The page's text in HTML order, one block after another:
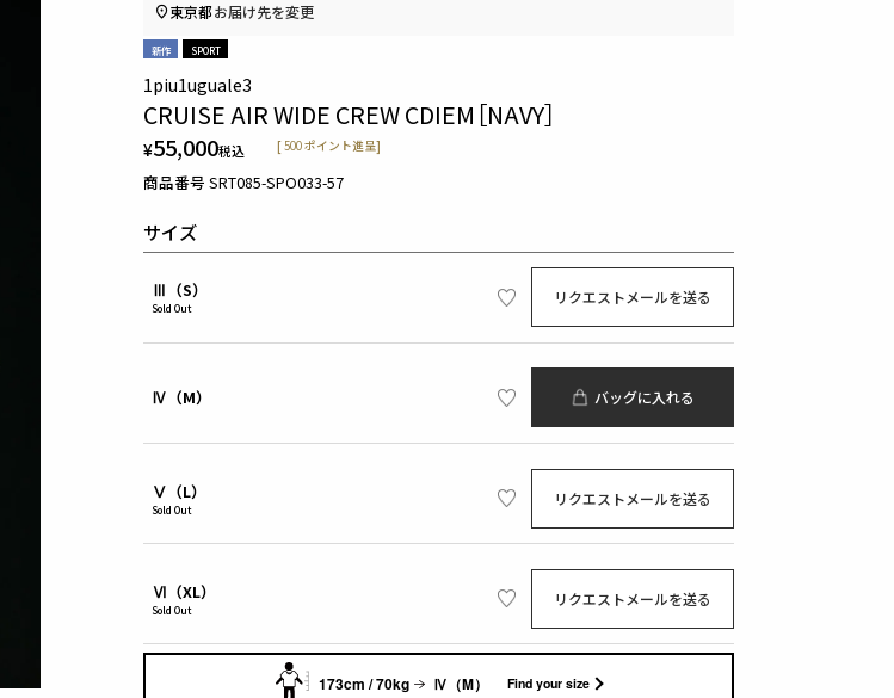
新作 SPORT
1piu1uguale3
CRUISE AIR WIDE CREW CDIEM［NAVY］
¥55,000税込 [500ポイント進呈]
商品番号 SRT085-SPO033-57
サイズ
Ⅲ（S）
Sold Out
リクエストメールを送る
Ⅳ（M） バッグに入れる
Ⅴ（L）
Sold Out
リクエストメールを送る
Ⅵ（XL）
Sold Out
リクエストメールを送る
173cm / 70kg Ⅳ（M） Find your size
東京都お届け先を変更